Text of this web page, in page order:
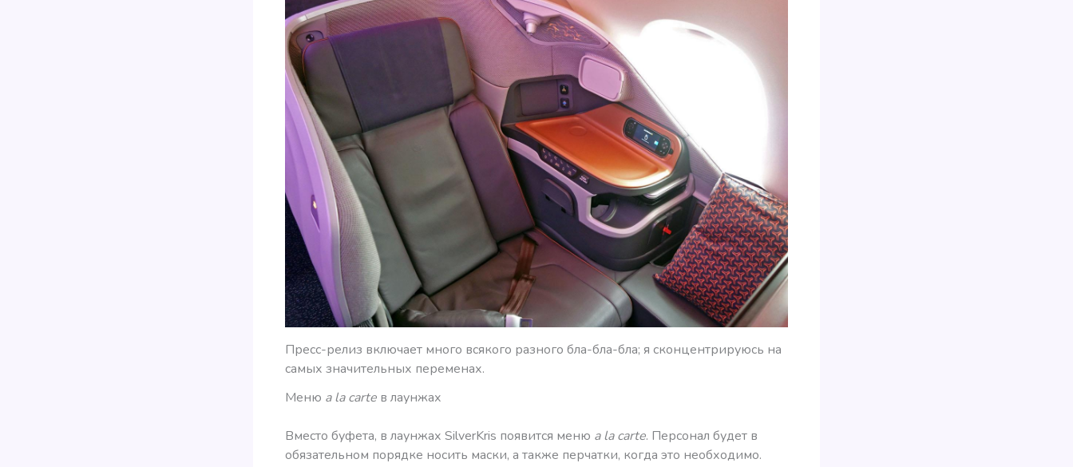
Пресс-релиз включает много всякого разного бла-бла-бла; я сконцентрируюсь на
самых значительных переменах.
Меню a la carte в лаунжах
Вместо буфета, в лаунжах SilverKris появится меню a la carte. Персонал будет в
обязательном порядке носить маски, а также перчатки, когда это необходимо.